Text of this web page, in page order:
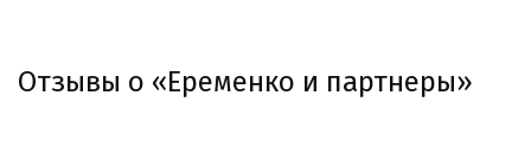
Отзывы о «Еременко и партнеры»